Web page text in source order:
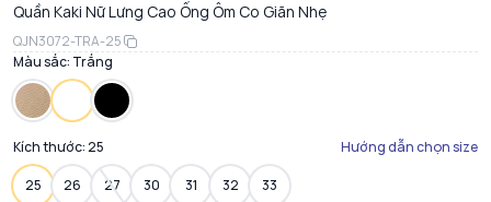
Quần Kaki Nữ Lưng Cao Ống Ôm Co Giãn Nhẹ
QJN3072-TRA-25
Màu sắc: Trắng
Kích thước:25 Hướng dẫn chọn size
25 26 27 30 31 32 33